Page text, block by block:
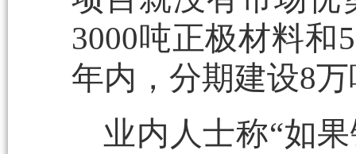
3000吨正极材料和
年内，分期建设8
业内人士称“如